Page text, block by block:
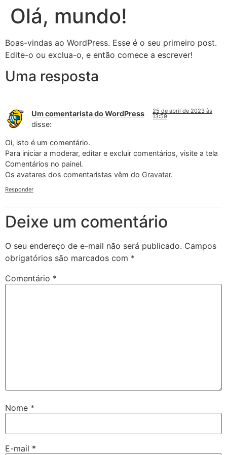
Olá, mundo!
Boas-vindas ao WordPress. Esse é o seu primeiro post.
Edite-o ou exclua-o, e então comece a escrever!
Uma resposta
Um comentarista do WordPress
disse:
25 de abril de 2023 às
13:59
Oi, isto é um comentário.
Para iniciar a moderar, editar e excluir comentários, visite a tela
Comentários no painel.
Os avatares dos comentaristas vêm do Gravatar.
Responder
Deixe um comentário
O seu endereço de e-mail não será publicado. Campos
obrigatórios são marcados com *
Comentário *
Nome *
E-mail *